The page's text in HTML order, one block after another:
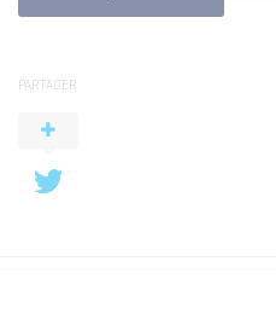
PARTAGER